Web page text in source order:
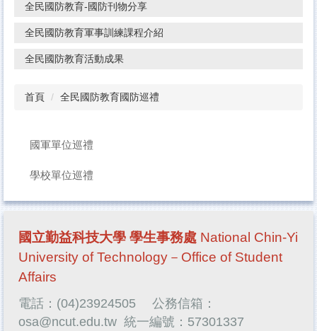
全民國防教育-國防刊物分享
全民國防教育軍事訓練課程介紹
全民國防教育活動成果
首頁 全民國防教育國防巡禮
國軍單位巡禮
學校單位巡禮
國立勤益科技大學 學生事務處 National Chin-Yi
University of Technology－Office of Student
Affairs
電話：(04)23924505 公務信箱：
osa@ncut.edu.tw 統一編號：57301337